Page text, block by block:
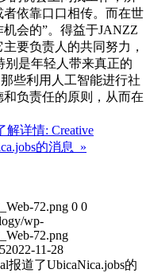
依靠口口相传。而在世
会的”。得益于JANZZ
要负责人的共同努力，
别是年轻人带来真正的
些利用人工智能进行社
负责任的原则，从而在
解详情: Creative
的消息 »
72.png 0 0
wp-
72.png
2022-11-28
报道了UbicaNica.jobs的